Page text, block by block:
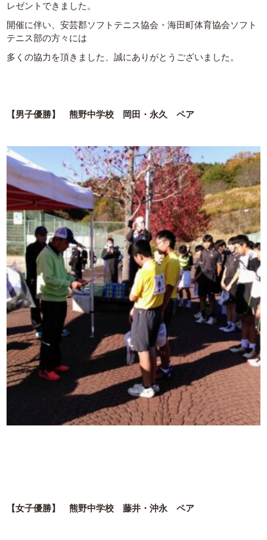
レゼントできました。
開催に伴い、安芸郡ソフトテニス協会・海田町体育協会ソフト
テニス部の方々には
多くの協力を頂きました、誠にありがとうございました。
【男子優勝】 熊野中学校 岡田・永久 ペア
【女子優勝】 熊野中学校 藤井・沖永 ペア